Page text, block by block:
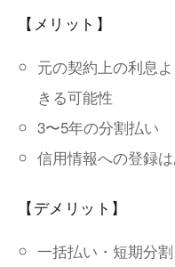
【メリット】
元の契約上の利息
きる可能性
3〜5年の分割払い
信用情報への登録
【デメリット】
一括払い・短期分